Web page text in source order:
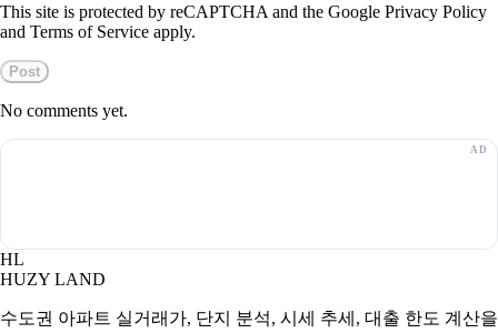
This site is protected by reCAPTCHA and the Google Privacy Policy
and Terms of Service apply.
Post
No comments yet.
HL
HUZY LAND
수도권 아파트 실거래가, 단지 분석, 시세 추세, 대출 한도 계산을